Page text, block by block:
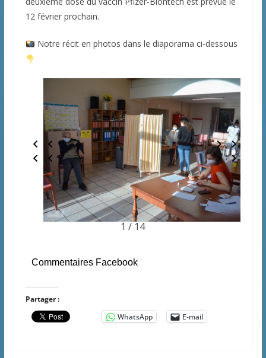
12 février prochain.
Notre récit en photos dans le diaporama ci-dessous
1 / 14
Commentaires Facebook
Partager :
WhatsApp
E-mail